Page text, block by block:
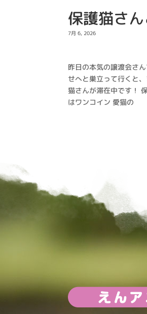
保護猫さ
7月 6, 2026
昨日の本気の譲渡会さ
せへと巣立って行くと
猫さんが滞在中です！
はワンコイン 愛猫の